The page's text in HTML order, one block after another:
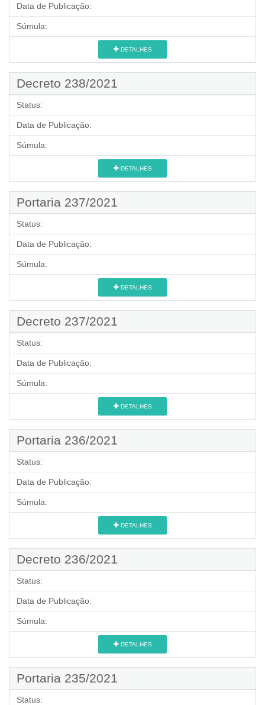
Data de Publicação:
Súmula:
DETALHES
Decreto 238/2021
Status:
Data de Publicação:
Súmula:
DETALHES
Portaria 237/2021
Status:
Data de Publicação:
Súmula:
DETALHES
Decreto 237/2021
Status:
Data de Publicação:
Súmula:
DETALHES
Portaria 236/2021
Status:
Data de Publicação:
Súmula:
DETALHES
Decreto 236/2021
Status:
Data de Publicação:
Súmula:
DETALHES
Portaria 235/2021
Status: